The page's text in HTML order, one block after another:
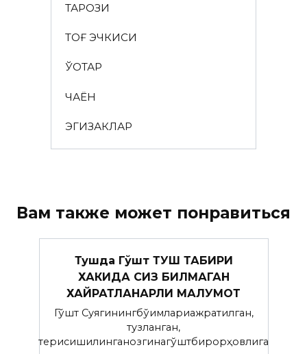
ТАРОЗИ
ТОҒ ЭЧКИСИ
ЎҚОТАР
ЧАЁН
ЭГИЗАКЛАР
Вам также может понравиться
Тушда Гўшт ТУШ ТАБИРИ
ХАКИДА СИЗ БИЛМАГАН
ХАЙРАТЛАНАРЛИ МАЛУМОТ
Гўшт Суягинингбўғимлариажратилган,
тузланган,
терисишилинганозгинагўштбирорҳовлига